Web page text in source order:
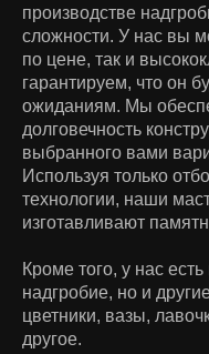
производстве
сложности. У нас вы
по цене, так и
гарантируем, что он
ожиданиям. Мы
долговечность
выбранного вами
Используя только
технологии, наши
изготавливают
Кроме того, у нас
надгробие, но и
цветники, вазы,
другое.